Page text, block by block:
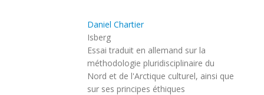
Daniel Chartier
Isberg
Essai traduit en allemand sur la
méthodologie pluridisciplinaire du
Nord et de l'Arctique culturel, ainsi que
sur ses principes éthiques